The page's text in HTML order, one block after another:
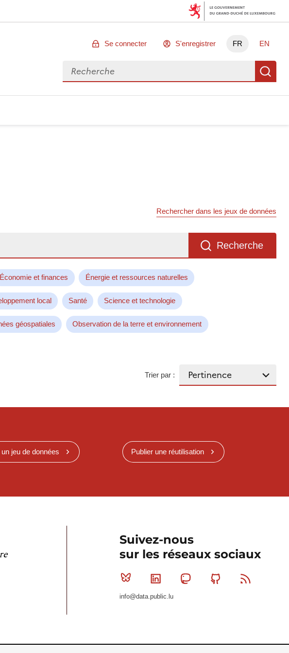
Se connecter S'enregistrer FR EN
Rechercher des données
Rechercher dans les jeux de données
Recherche
Économie et finances Énergie et ressources naturelles
local Santé Science et technologie
géospatiales Observation de la terre et environnement
Trier par :
jeu de données Publier une réutilisation
Suivez-nous
sur les réseaux sociaux
Bluesky Linkedin MastodonGithub
info@data.public.lu